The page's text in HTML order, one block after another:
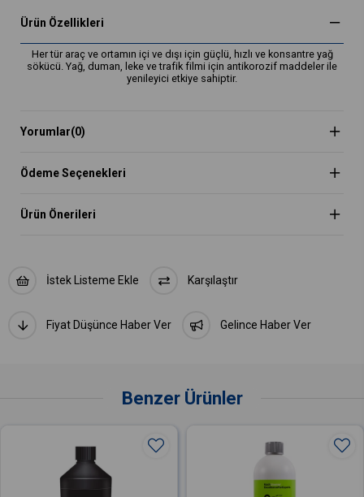
Ürün Özellikleri
Her tür araç ve ortamın içi ve dışı için güçlü, hızlı ve konsantre yağ
sökücü. Yağ, duman, leke ve trafik filmi için antikorozif maddeler ile
yenileyici etkiye sahiptir.
Yorumlar(0)
Ödeme Seçenekleri
Ürün Önerileri
İstek Listeme Ekle Karşılaştır
Fiyat Düşünce Haber Ver Gelince Haber Ver
Benzer Ürünler